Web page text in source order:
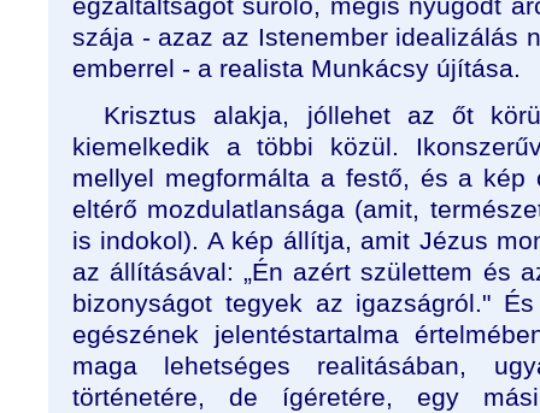
egzaltáltságot súroló, mégis nyugodt
szája - azaz az Istenember idealizálás
emberrel - a realista Munkácsy újítása.
Krisztus alakja, jóllehet az őt
kiemelkedik a többi közül.
mellyel megformálta a festő, és a kép
eltérő mozdulatlansága (amit,
is indokol). A kép állítja, amit Jézus
az állításával: „Én azért születtem és
bizonyságot tegyek az igazságról."
egészének jelentéstartalma
maga lehetséges realitásában,
történetére, de ígéretére, egy